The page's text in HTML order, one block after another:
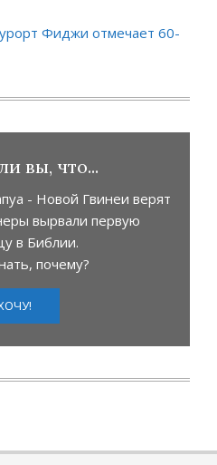
Фиджи отмечает 60-
вы, что...
- Новой Гвинеи верят
вырвали первую
в Библии.
почему?